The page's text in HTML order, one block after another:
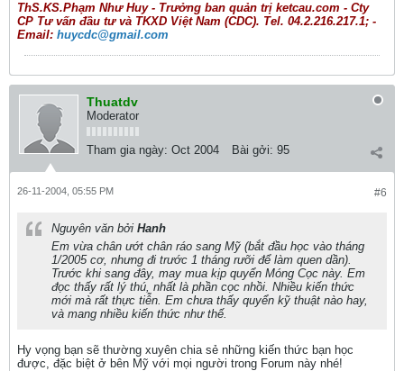
ThS.KS.Phạm Như Huy - Trưởng ban quản trị ketcau.com - Cty
CP Tư vấn đầu tư và TKXD Việt Nam (CDC). Tel. 04.2.216.217.1; -
Email: huycdc@gmail.com
Thuatdv
Moderator
Tham gia ngày: Oct 2004 Bài gởi: 95
#6
26-11-2004, 05:55 PM
Nguyên văn bởi Hanh
Em vừa chân ướt chân ráo sang Mỹ (bắt đầu học vào tháng
1/2005 cơ, nhưng đi trước 1 tháng rưỡi để làm quen dần).
Trước khi sang đây, may mua kịp quyển Móng Cọc này. Em
đọc thấy rất lý thú, nhất là phần cọc nhồi. Nhiều kiến thức
mới mà rất thực tiễn. Em chưa thấy quyển kỹ thuật nào hay,
và mang nhiều kiến thức như thế.
Hy vọng bạn sẽ thường xuyên chia sẻ những kiến thức bạn học
được, đặc biệt ở bên Mỹ với mọi người trong Forum này nhé!